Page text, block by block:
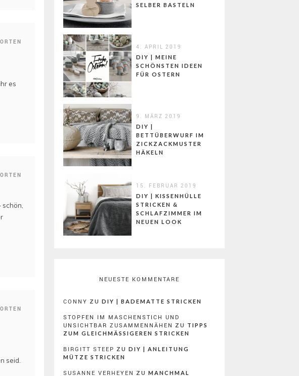
es
seid.
SELBER BASTELN
4. APRIL 2019
DIY | MEINE
SCHÖNSTEN IDEEN
FÜR OSTERN
9. MÄRZ 2019
DIY |
BETTÜBERWURF IM
ZICKZACKMUSTER
HÄKELN
15. FEBRUAR 2019
DIY | KISSENHÜLLE
STRICKEN &
SCHLAFZIMMER IM
NEUEN LOOK
NEUESTE KOMMENTARE
CONNY ZU DIY | BADEMATTE STRICKEN
STOPFEN IM MASCHENSTICH UND
UNSICHTBAR ZUSAMMENNÄHEN
ZU TIPPS
ZUM GLEICHMÄSSIGEREN STRICKEN
BIRGITT STEEP ZU DIY | ANLEITUNG
MÜTZE STRICKEN
SUSANNE VERHEYEN ZU MANCHMAL